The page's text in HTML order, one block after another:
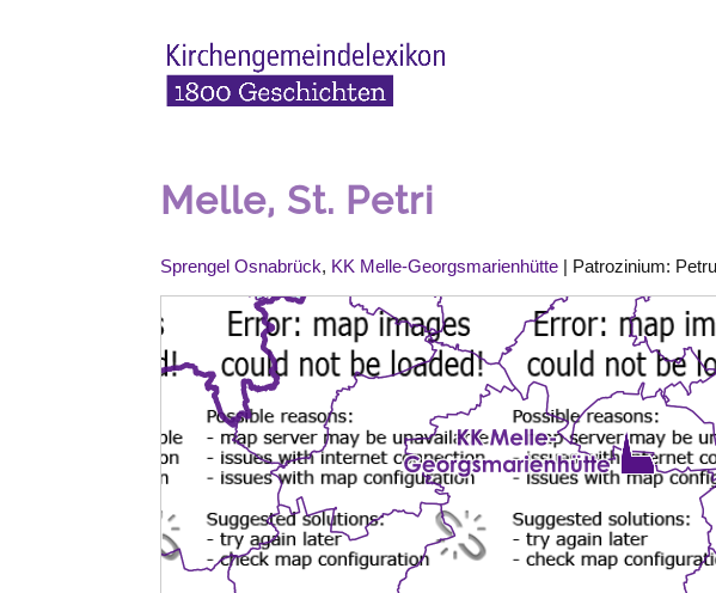
Melle, St. Petri
Sprengel Osnabrück, KK Melle-Georgsmarienhütte | Patrozinium: